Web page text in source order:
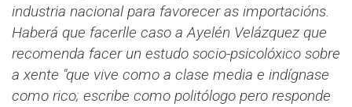
industria nacional para favorecer as importacións.
Haberá que facerlle caso a Ayelén Velázquez que
recomenda facer un estudo socio-psicolóxico sobre
a xente "que vive como a clase media e indígnase
como rico; escribe como politólogo pero responde